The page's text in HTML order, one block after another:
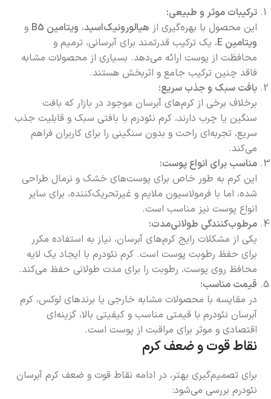
ترکیبات موثر و طبیعی:
این محصول با بهره‌گیری از هیالورونیک‌اسید، ویتامین B5
و
ویتامین E ، یک ترکیب قدرتمند برای آبرسانی، ترمیم و
محافظت از پوست ارائه می‌دهد. بسیاری از محصولات مشابه
فاقد چنین ترکیب جامع و اثربخش هستند.
بافت سبک و جذب سریع:
برخلاف برخی از کرم‌های آبرسان موجود در بازار که بافت
سنگین یا چرب دارند، کرم نئودرم با بافتی سبک و قابلیت جذب
سریع، تجربه‌ای راحت و بدون سنگینی را برای کاربران فراهم
می‌کند.
مناسب برای انواع پوست:
این کرم به طور خاص برای پوست‌های خشک و نرمال طراحی
شده، اما با فرمولاسیون ملایم و غیرتحریک‌کننده، برای سایر
انواع پوست نیز مناسب است.
مرطوب‌کنندگی طولانی‌مدت:
یکی از مشکلات رایج کرم‌های آبرسان، نیاز به استفاده مکرر
برای حفظ رطوبت پوست است. کرم نئودرم با ایجاد یک لایه
محافظ روی پوست، رطوبت را برای مدت طولانی حفظ می‌کند.
قیمت مناسب:
در مقایسه با محصولات مشابه خارجی یا برندهای لوکس، کرم
آبرسان نئودرم با قیمتی مناسب و کیفیتی بالا، گزینه‌ای
اقتصادی و موثر برای مراقبت از پوست است.
نقاط قوت و ضعف کرم
برای تصمیم‌گیری بهتر، در ادامه نقاط قوت و ضعف کرم آبرسان
نئودرم بررسی می‌شود: